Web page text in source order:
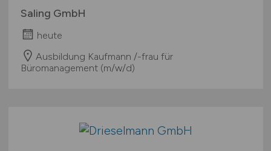
Saling GmbH
heute
Ausbildung Kaufmann /-frau für
Büromanagement (m/w/d)